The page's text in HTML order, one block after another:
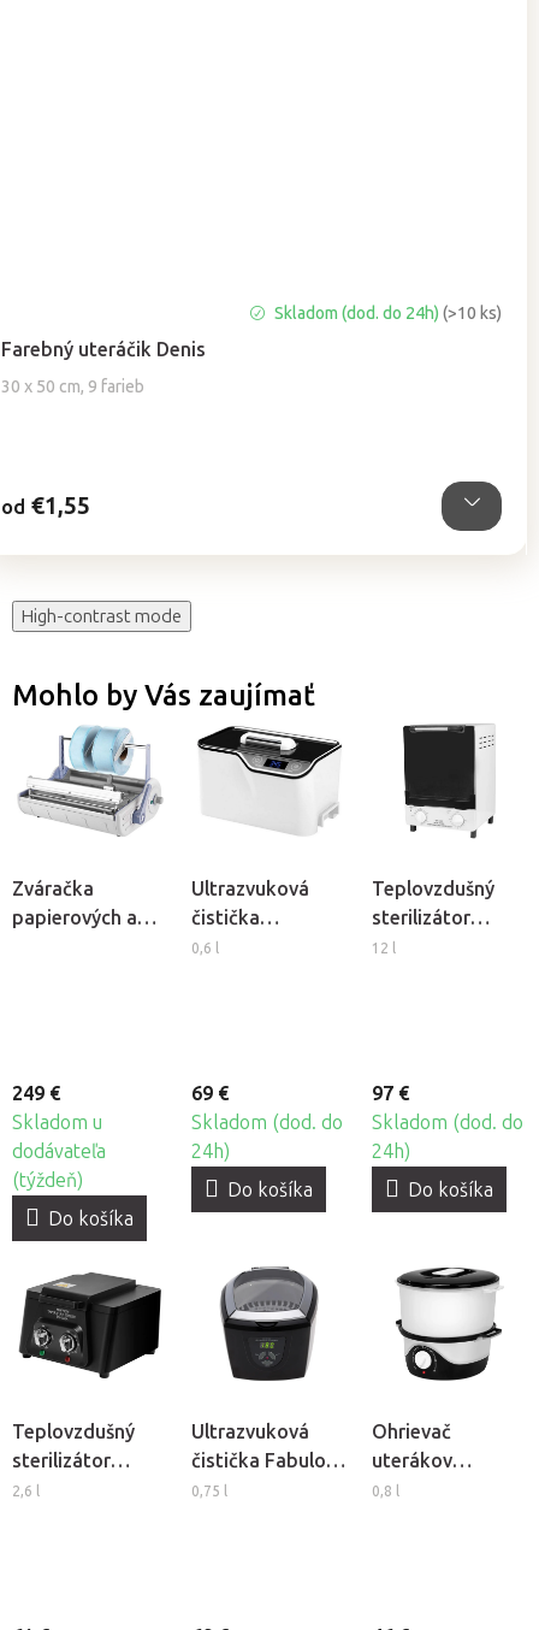
Farebný uteráčik Denis
30 x 50 cm, 9 farieb
hodnotenie
produktu
je
Skladom (dod. do 24h)(>10 ks)
od €1,55
High-contrast mode
Mohlo by Vás zaujímať
Zváračka
papierových a
249 €
Skladom u
dodávateľa
(týždeň)
Do košíka
Ultrazvuková
čistička
BeautyOne
0,6 l
69 €
Skladom (dod. do
24h)
Do košíka
Teplovzdušný
sterilizátor
BeautyOne WX-
12 l
97 €
Skladom (dod. do
24h)
Do košíka
Teplovzdušný
sterilizátor
BeautyOne SM-
2,6 l
Ultrazvuková
čistička Fabulo
CD-7810A
0,75 l
Ohrievač
uterákov
Elegante E20
0,8 l